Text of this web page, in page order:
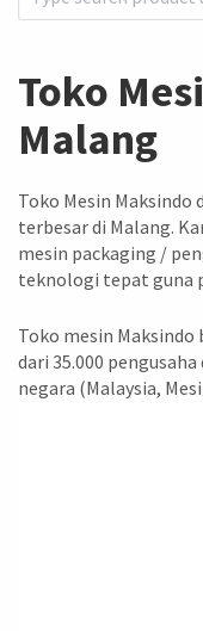
Toko
Malang
Toko Mesin Maksindo
terbesar di Malang.
mesin packaging /
teknologi tepat guna
Toko mesin
dari 35.000
negara (Malaysia,